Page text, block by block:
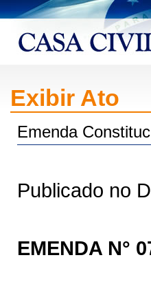
Exibir Ato
Emenda
Publicado no
EMENDA N°